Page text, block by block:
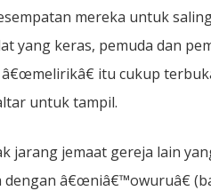
mereka untuk
yang keras, pemuda dan
itu cukup
untuk tampil.
jarang jemaat gereja lain
â€œniâ€™owuruâ€